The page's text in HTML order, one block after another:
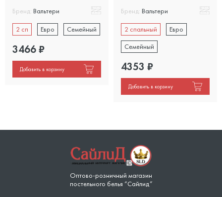
Бренд: Вальтери
2 сп Евро Семейный
3466₽
Добавить в корзину
Бренд: Вальтери
2 спальный
Евро
Семейный
4353 ₽
Добавить в корзину
Оптово-розничный магазин
постельного белья “Сайлид”